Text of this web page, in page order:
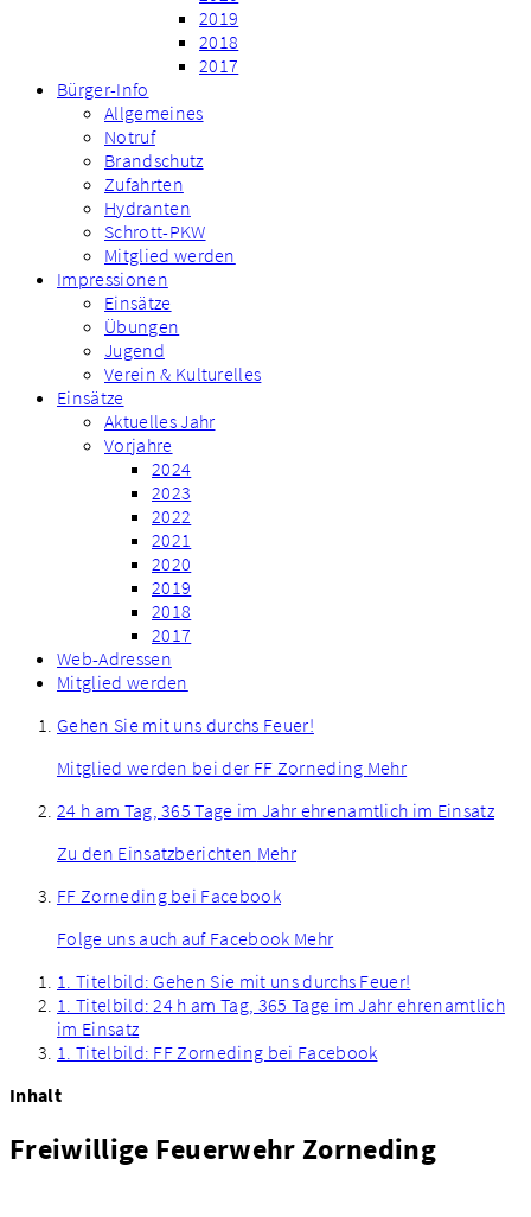
2019
2018
2017
Bürger-Info
Allgemeines
Notruf
Brandschutz
Zufahrten
Hydranten
Schrott-PKW
Mitglied werden
Impressionen
Einsätze
Übungen
Jugend
Verein & Kulturelles
Einsätze
Aktuelles Jahr
Vorjahre
2024
2023
2022
2021
2020
2019
2018
2017
Web-Adressen
Mitglied werden
Gehen Sie mit uns durchs Feuer!
Mitglied werden bei der FF Zorneding Mehr
24 h am Tag, 365 Tage im Jahr ehrenamtlich im Einsatz
Zu den Einsatzberichten Mehr
FF Zorneding bei Facebook
Folge uns auch auf Facebook Mehr
1. Titelbild: Gehen Sie mit uns durchs Feuer!
1. Titelbild: 24 h am Tag, 365 Tage im Jahr ehrenamtlich
im Einsatz
1. Titelbild: FF Zorneding bei Facebook
Inhalt
Freiwillige Feuerwehr Zorneding